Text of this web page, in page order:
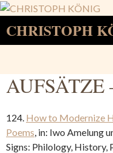
CHRISTOPH
124. How to Modernize
Poems, in: Iwo Amelung
Signs: Philology,